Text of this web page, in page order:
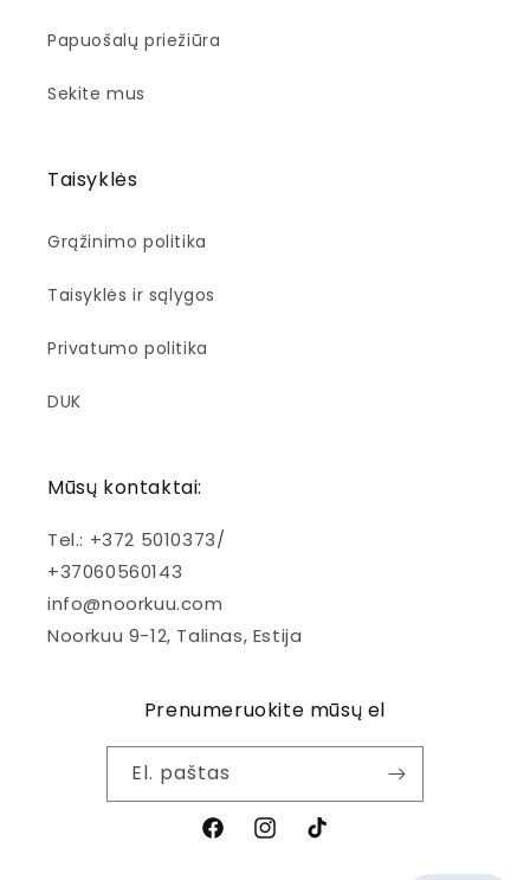
Papuošalų priežiūra
Sekite mus
Taisyklės
Grąžinimo politika
Taisyklės ir sąlygos
Privatumo politika
DUK
Mūsų kontaktai:
Tel.: +372 5010373/
+37060560143
info@noorkuu.com
Noorkuu 9-12, Talinas, Estija
Prenumeruokite mūsų el
El. paštas
FacebookInstagramas
Tik